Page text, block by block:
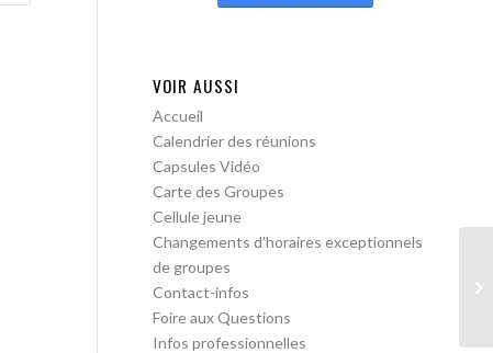
VOIR AUSSI
Accueil
Calendrier des réunions
Capsules Vidéo
Carte des Groupes
Cellule jeune
Changements d’horaires exceptionnels
de groupes
Contact-infos
Foire aux Questions
Infos professionnelles